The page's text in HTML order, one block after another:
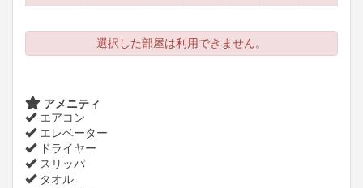
選択した部屋は利用できません。
アメニティ
エアコン
エレベーター
ドライヤー
スリッパ
タオル